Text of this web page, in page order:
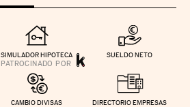
SIMULADOR HIPOTECA SUELDO NETO
CAMBIO DIVISAS DIRECTORIO EMPRESAS